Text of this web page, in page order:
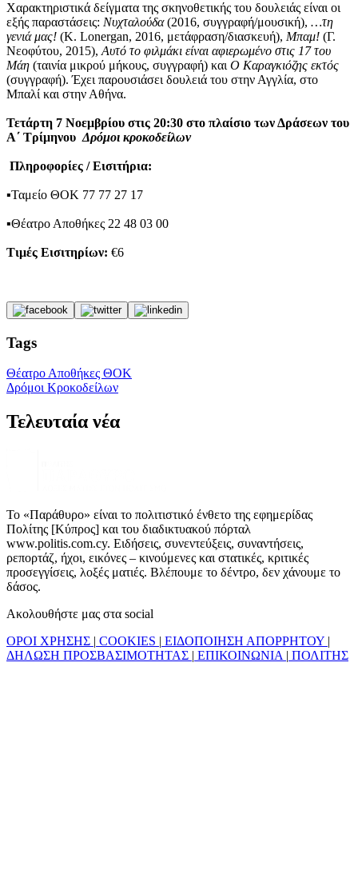
Χαρακτηριστικά δείγματα της σκηνοθετικής του δουλειάς είναι οι
εξής παραστάσεις: Νυχταλούδα(2016, συγγραφή/μουσική), …τη
γενιά μας! (K. Lonergan, 2016, μετάφραση/διασκευή), Μπαμ! (Γ.
Νεοφύτου, 2015), Αυτό το φιλμάκι είναι αφιερωμένο στις 17 του
Μάη (ταινία μικρού μήκους, συγγραφή) και Ο Καραγκιόζης εκτός
(συγγραφή). Έχει παρουσιάσει δουλειά του στην Αγγλία, στο
Μπαλί και στην Αθήνα.
Τετάρτη 7 Νοεμβρίου στις 20:30 στο πλαίσιο των Δράσεων του
Α΄ Τρίμηνου Δρόμοι κροκοδείλων
Πληροφορίες / Εισιτήρια:
▪Ταμείο ΘΟΚ 77 77 27 17
▪Θέατρο Αποθήκες 22 48 03 00
Τιμές Εισιτηρίων: €6
Tags
Θέατρο Αποθήκες ΘΟΚ
Δρόμοι Kροκοδείλων
Τελευταία νέα
Το «Παράθυρο» είναι το πολιτιστικό ένθετο της εφημερίδας
Πολίτης [Κύπρος] και του διαδικτυακού πόρταλ
www.politis.com.cy. Ειδήσεις, συνεντεύξεις, συναντήσεις,
ρεπορτάζ, ήχοι, εικόνες – κινούμενες και στατικές, κριτικές
προσεγγίσεις, λοξές ματιές. Βλέπουμε το δέντρο, δεν χάνουμε το
δάσος.
Ακολουθήστε μας στα social
ΟΡΟΙ ΧΡΗΣΗΣ | COOKIES | ΕΙΔΟΠΟΙΗΣΗ ΑΠΟΡΡΗΤΟΥ |
ΔΗΛΩΣΗ ΠΡΟΣΒΑΣΙΜΟΤΗΤΑΣ | ΕΠΙΚΟΙΝΩΝΙΑ | ΠΟΛΙΤΗΣ